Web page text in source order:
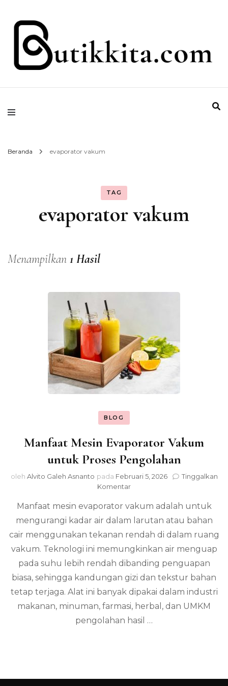
butikkita.com
Beranda evaporator vakum
TAG
evaporator vakum
Menampilkan 1 Hasil
BLOG
Manfaat Mesin Evaporator Vakum
untuk Proses Pengolahan
oleh Alvito Galeh Asnanto pada Februari 5, 2026
Tinggalkan
Komentarpada
Mesin
Evaporator
untuk
Proses
Pengolahan
Manfaat mesin evaporator vakum adalah untuk
mengurangi kadar air dalam larutan atau bahan
cair menggunakan tekanan rendah di dalam ruang
vakum. Teknologi ini memungkinkan air menguap
pada suhu lebih rendah dibanding penguapan
biasa, sehingga kandungan gizi dan tekstur bahan
tetap terjaga. Alat ini banyak dipakai dalam industri
makanan, minuman, farmasi, herbal, dan UMKM
pengolahan hasil …